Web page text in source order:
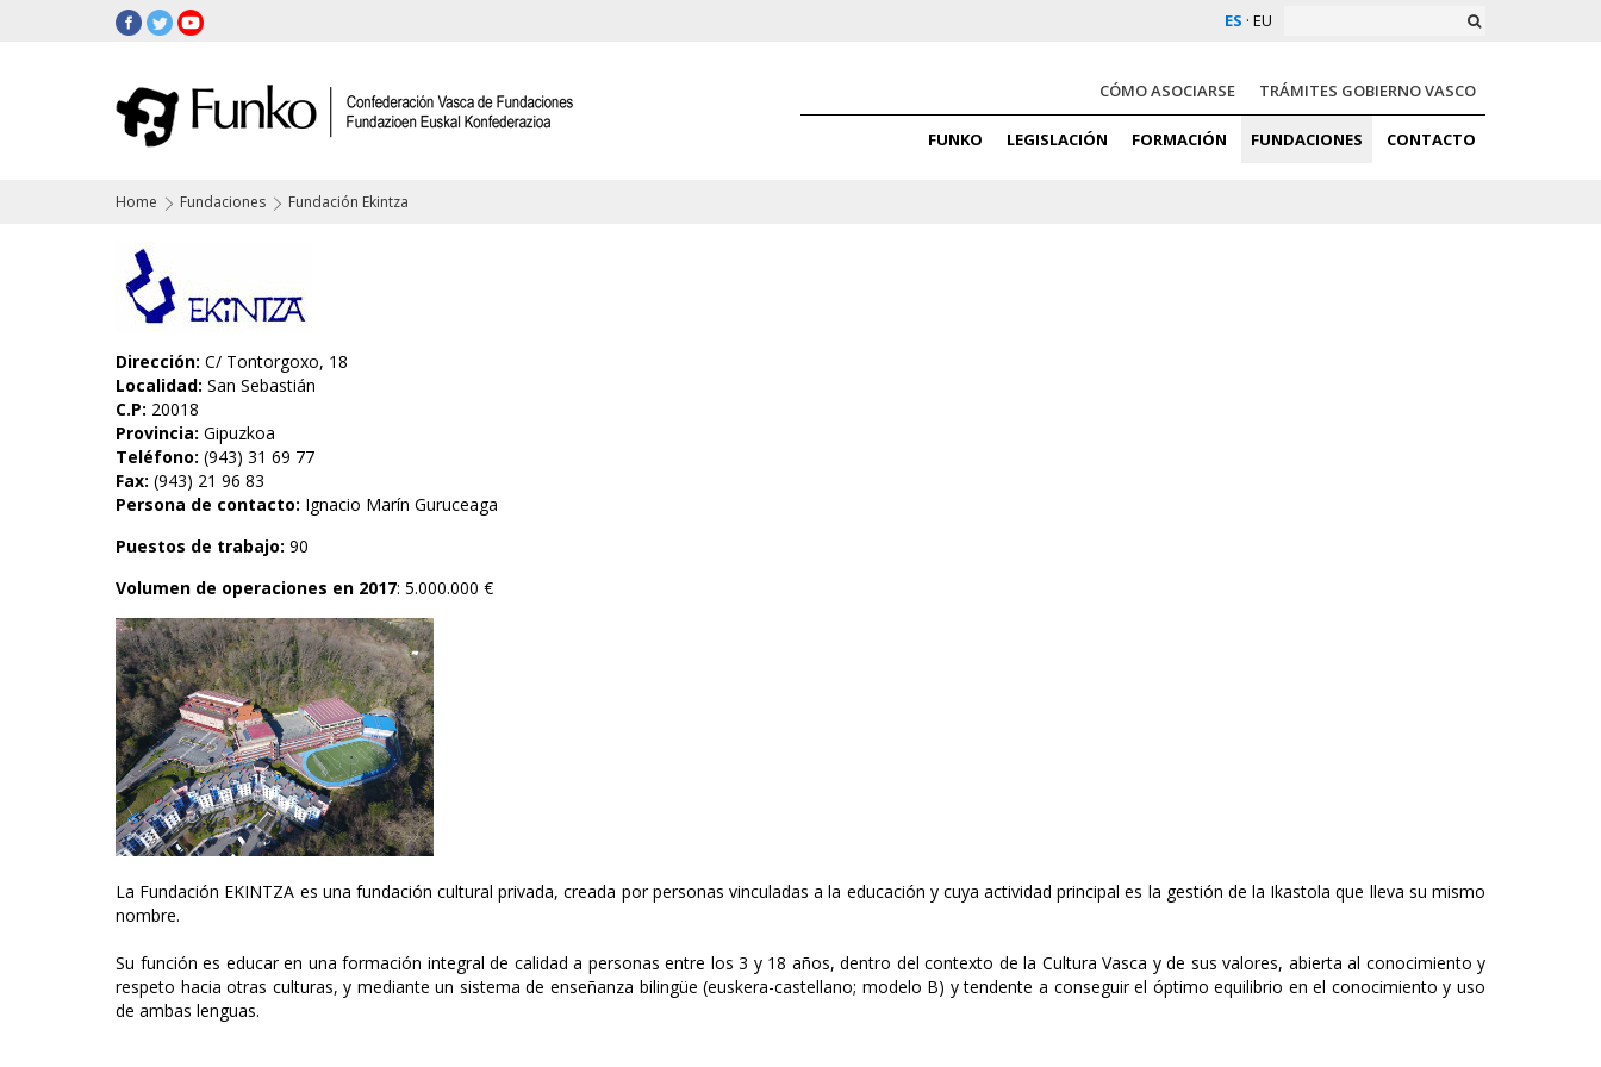
ES · EU
CÓMO ASOCIARSE TRÁMITES GOBIERNO VASCO
FUNKO LEGISLACIÓN FORMACIÓN FUNDACIONES CONTACTO
Home Fundaciones Fundación Ekintza
Dirección: C/ Tontorgoxo, 18
Localidad: San Sebastián
C.P: 20018
Provincia: Gipuzkoa
Teléfono: (943) 31 69 77
Fax: (943) 21 96 83
Persona de contacto: Ignacio Marín Guruceaga
Puestos de trabajo: 90
Volumen de operaciones en 2017: 5.000.000 €
La Fundación EKINTZA es una fundación cultural privada, creada por personas vinculadas a la educación y cuya actividad principal es la gestión de la Ikastola que lleva su mismo
nombre.
Su función es educar en una formación integral de calidad a personas entre los 3 y 18 años, dentro del contexto de la Cultura Vasca y de sus valores, abierta al conocimiento y
respeto hacia otras culturas, y mediante un sistema de enseñanza bilingüe (euskera-castellano; modelo B) y tendente a conseguir el óptimo equilibrio en el conocimiento y uso
de ambas lenguas.